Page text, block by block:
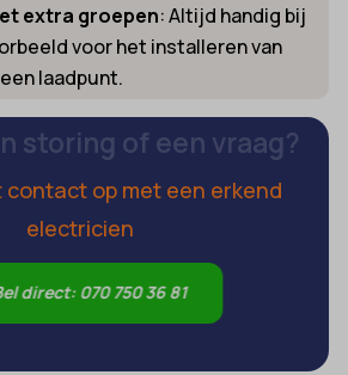
extra groepen: Altijd handig bij
voor het installeren van
laadpunt.
storing of een vraag?
contact op met een erkend
electricien
direct: 070 750 36 81